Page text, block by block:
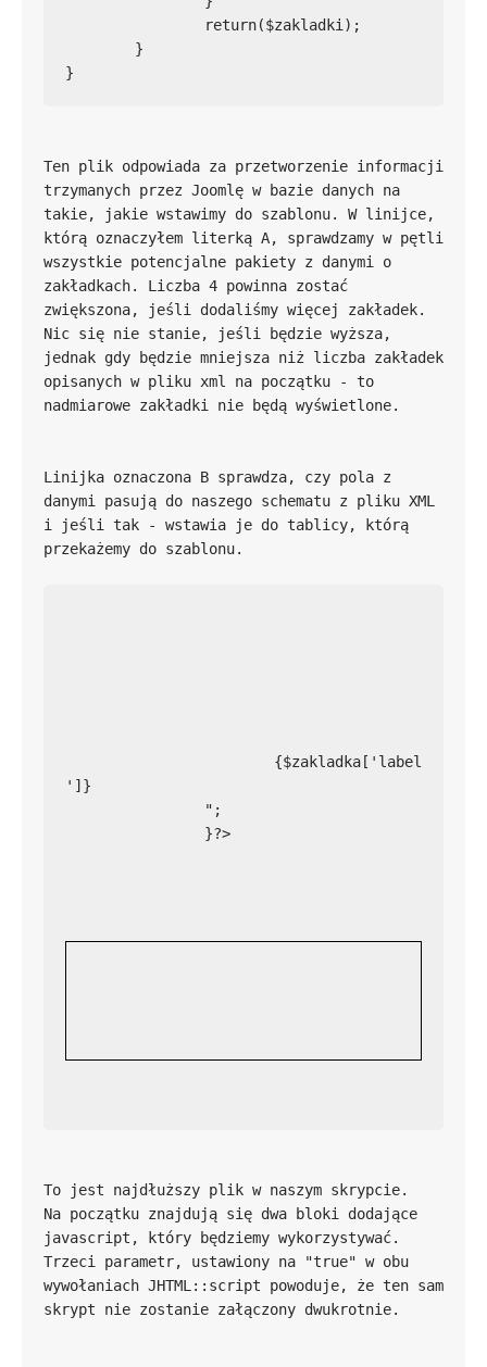
}
Ten plik odpowiada za przetworzenie informacji
trzymanych przez Joomlę w bazie danych na
takie, jakie wstawimy do szablonu. W linijce,
którą oznaczyłem literką A, sprawdzamy w pętli
wszystkie potencjalne pakiety z danymi o
zakładkach. Liczba 4 powinna zostać
zwiększona, jeśli dodaliśmy więcej zakładek.
Nic się nie stanie, jeśli będzie wyższa,
jednak gdy będzie mniejsza niż liczba zakładek
opisanych w pliku xml na początku - to
Linijka oznaczona B sprawdza, czy pola z
danymi pasują do naszego schematu z pliku XML
i jeśli tak - wstawia je do tablicy, którą
']}
To jest najdłuższy plik w naszym skrypcie.
Na początku znajdują się dwa bloki dodające
javascript, który będziemy wykorzystywać.
Trzeci parametr, ustawiony na "true" w obu
wywołaniach JHTML::script powoduje, że ten sam